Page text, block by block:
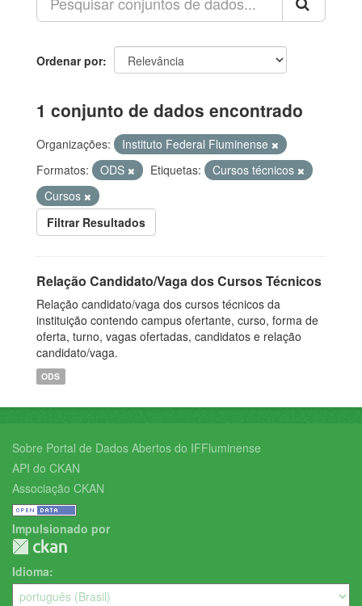
Ordenar por
1 conjunto de dados encontrado
Organizações:
Instituto Federal Fluminense
Formatos:
ODS Etiquetas:
Cursos técnicos
Cursos
Filtrar Resultados
Relação Candidato/Vaga dos Cursos Técnicos
Relação candidato/vaga dos cursos técnicos da
instituição contendo campus ofertante, curso, forma de
oferta, turno, vagas ofertadas, candidatos e relação
candidato/vaga.
ODS
Sobre Portal de Dados Abertos do IFFluminense
API do CKAN
Associação CKAN
Impulsionado por
Idioma